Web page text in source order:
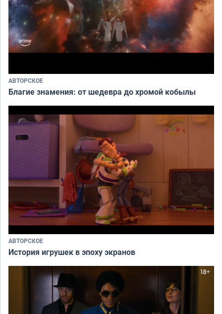
АВТОРСКОЕ
Благие знамения: от шедевра до хромой кобылы
АВТОРСКОЕ
История игрушек в эпоху экранов